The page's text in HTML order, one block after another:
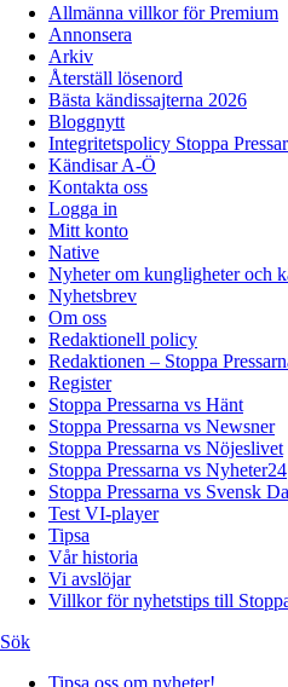
Allmänna villkor för Premium
Annonsera
Arkiv
Återställ lösenord
Bästa kändissajterna 2026
Bloggnytt
Integritetspolicy Stoppa
Kändisar A-Ö
Kontakta oss
Logga in
Mitt konto
Native
Nyheter om kungligheter och
Nyhetsbrev
Om oss
Redaktionell policy
Redaktionen – Stoppa
Register
Stoppa Pressarna vs Hänt
Stoppa Pressarna vs Newsner
Stoppa Pressarna vs Nöjeslivet
Stoppa Pressarna vs Nyheter24
Stoppa Pressarna vs Svensk
Test VI-player
Tipsa
Vår historia
Vi avslöjar
Villkor för nyhetstips till
Sök
Tipsa oss om nyheter!